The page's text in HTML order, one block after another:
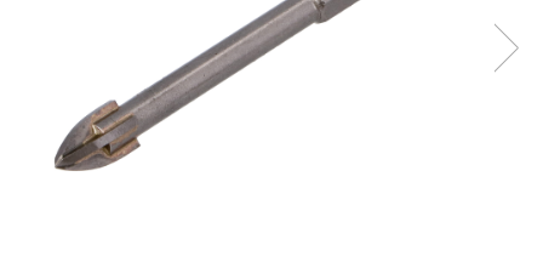
Benzi dublu-adezive
Benzi duct tape
Benzi pentru avertizare